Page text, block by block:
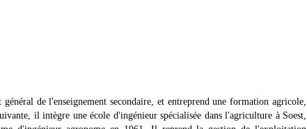
de l'enseignement secondaire, et entreprend une formation agricole,
il intègre une école d'ingénieur spécialisée dans l'agriculture à Soest,